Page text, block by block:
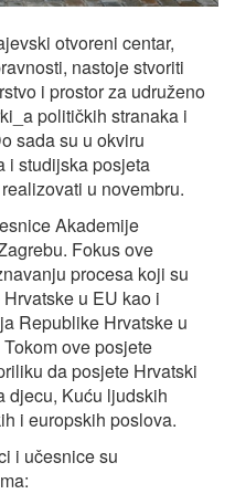
otvoreni centar,
nastoje stvoriti
i prostor za udruženo
političkih stranaka i
sada su u okviru
i studijska posjeta
u novembru.
Akademije
Fokus ove
procesa koji su
u EU kao i
Republike Hrvatske u
ove posjete
da posjete Hrvatski
djecu, Kuću ljudskih
i europskih poslova.
i učesnice su